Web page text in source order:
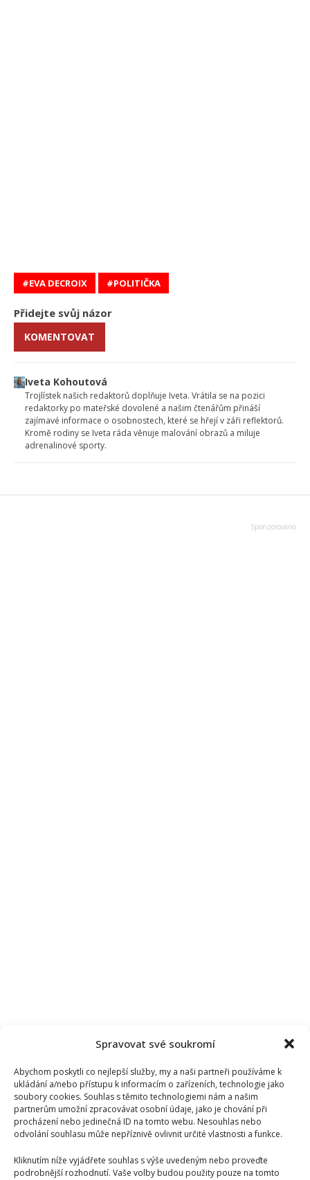
Spravovat své soukromí
Abychom poskytli co nejlepší služby, my a naši partneři používáme k
ukládání a/nebo přístupu k informacím o zařízeních, technologie jako
soubory cookies. Souhlas s těmito technologiemi nám a našim
partnerům umožní zpracovávat osobní údaje, jako je chování při
procházení nebo jedinečná ID na tomto webu. Nesouhlas nebo
odvolání souhlasu může nepříznivě ovlivnit určité vlastnosti a funkce.
Kliknutím níže vyjádřete souhlas s výše uvedeným nebo proveďte
podrobnější rozhodnutí. Vaše volby budou použity pouze na tomto
EVA DECROIX POLITIČKA
Přidejte svůj názor
KOMENTOVAT
Iveta Kohoutová
Trojlístek našich redaktorů doplňuje Iveta. Vrátila se na pozici
redaktorky po mateřské dovolené a našim čtenářům přináší
zajímavé informace o osobnostech, které se hřejí v záři reflektorů.
Kromě rodiny se Iveta ráda věnuje malování obrazů a miluje
adrenalinové sporty.